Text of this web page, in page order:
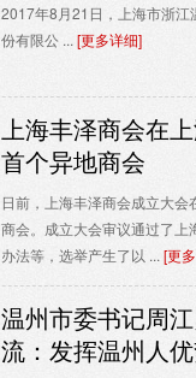
2017年8月21日，上海市浙江
份有限公 ... [更多详细]
上海丰泽商会在
首个异地商会
日前，上海丰泽商会成立大
商会。成立大会审议通过了
办法等，选举产生了以 ... [更
温州市委书记周
流：发挥温州人